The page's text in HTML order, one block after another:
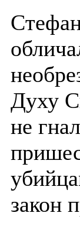
Духу
не
закон